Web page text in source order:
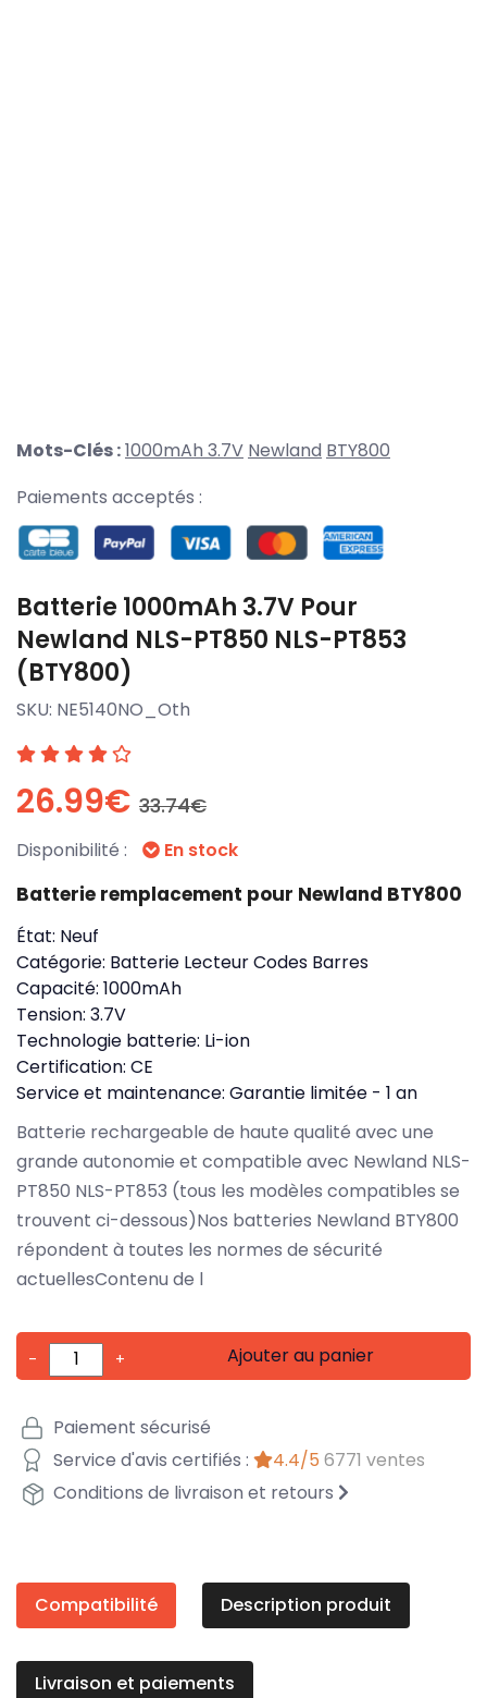
Mots-Clés :1000mAh 3.7V Newland BTY800
Paiements acceptés :
Batterie 1000mAh 3.7V Pour
Newland NLS-PT850 NLS-PT853
(BTY800)
SKU: NE5140NO_Oth
26.99€ 33.74€
Disponibilité : En stock
Batterie remplacement pour Newland BTY800
État: Neuf
Catégorie: Batterie Lecteur Codes Barres
Capacité: 1000mAh
Tension: 3.7V
Technologie batterie: Li-ion
Certification: CE
Service et maintenance: Garantie limitée - 1 an
Batterie rechargeable de haute qualité avec une
grande autonomie et compatible avec Newland NLS-
PT850 NLS-PT853 (tous les modèles compatibles se
trouvent ci-dessous)Nos batteries Newland BTY800
répondent à toutes les normes de sécurité
actuellesContenu de l
- + Ajouter au panier
Paiement sécurisé
Service d'avis certifiés :
4.4/5 6771 ventes
Conditions de livraison et retours
Compatibilité Description produit
Livraison et paiements